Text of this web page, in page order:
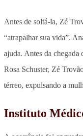
Antes de soltá-la, Zé
“atrapalhar sua vida”.
ajuda. Antes da chegada
Rosa Schuster, Zé
térreo, expulsando a
Instituto